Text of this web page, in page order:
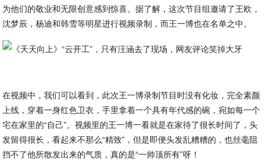
为他们的敬业和无限创意感到惊喜。据了解，这次节目组邀请了王欧，
沈梦辰，杨迪和韩雪等明星进行视频录制，而王一博也在名单之中。
在视频中，我们可以看到，此次王一博录制节目时没有化妆，完全素颜
上线，穿着一身红色卫衣，手里拿着一个具有年代感的碗，宛如每一个
宅在家里的“自己”。视频里的王一博一看就是在家待了很长时间了，头
发留得很长，看起来不那么“精致”，但是即便头发乱糟糟的，也丝毫阻
挡不了他所散发出来的气质，真的是“一帅顶所有”呀！